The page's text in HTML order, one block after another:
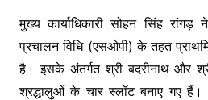
मुख्य कार्याधिकारी सोहन सिंह रांगड़
प्रचालन विधि (एसओपी) के तहत
है। इसके अंतर्गत श्री बदरीनाथ और
श्रद्धालुओं के चार स्लॉट बनाए गए